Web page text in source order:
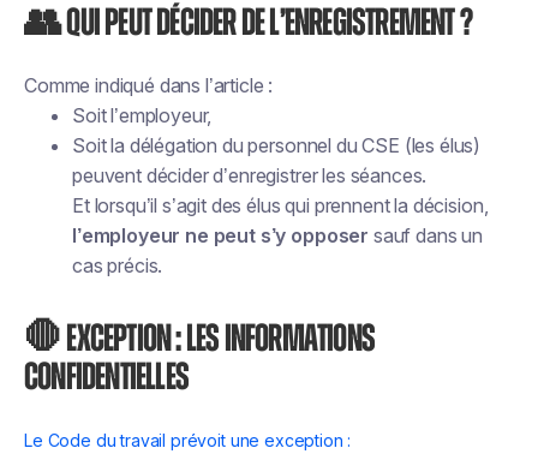
👥 Qui peut décider de l’enregistrement ?
Comme indiqué dans l’article :
Soit l’employeur,
Soit la délégation du personnel du CSE (les élus)
peuvent décider d’enregistrer les séances.
Et lorsqu’il s’agit des élus qui prennent la décision,
l’employeur ne peut s’y opposer sauf dans un
cas précis.
🛑 Exception : les informations
confidentielles
Le Code du travail prévoit une exception :